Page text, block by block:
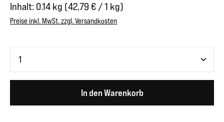
Inhalt: 0.14 kg (42,79 € / 1 kg)
Preise inkl. MwSt. zzgl. Versandkosten
In den Warenkorb